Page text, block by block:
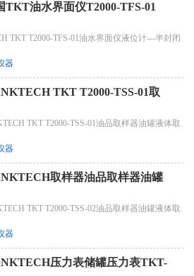
TKT油水界面仪T2000-TFS-01
TKT T2000-TFS-01油水界面仪液位计---半封闭
器
TKT T2000-TSS-01取
TKT T2000-TSS-01油品取样器油罐液体取
器
取样器油品取样器油罐
TKT T2000-TSS-02油品取样器油罐液体取
器
压力表储罐压力表TKT-